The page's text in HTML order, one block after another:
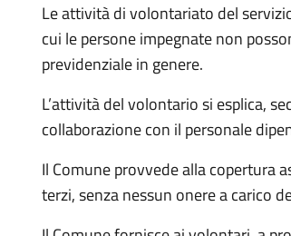
Le attività di volontariato del
cui le persone impegnate non
previdenziale in genere.
L’attività del volontario si esplica,
collaborazione con il personale
Il Comune provvede alla copertura
terzi, senza nessun onere a carico